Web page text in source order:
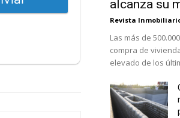
alcanza su
Revista
Las más de
compra de
elevado de los